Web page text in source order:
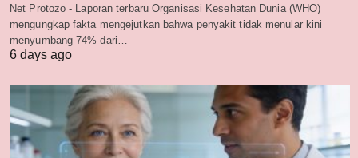
Net Protozo - Laporan terbaru Organisasi Kesehatan Dunia (WHO)
mengungkap fakta mengejutkan bahwa penyakit tidak menular kini
menyumbang 74% dari…
6 days ago